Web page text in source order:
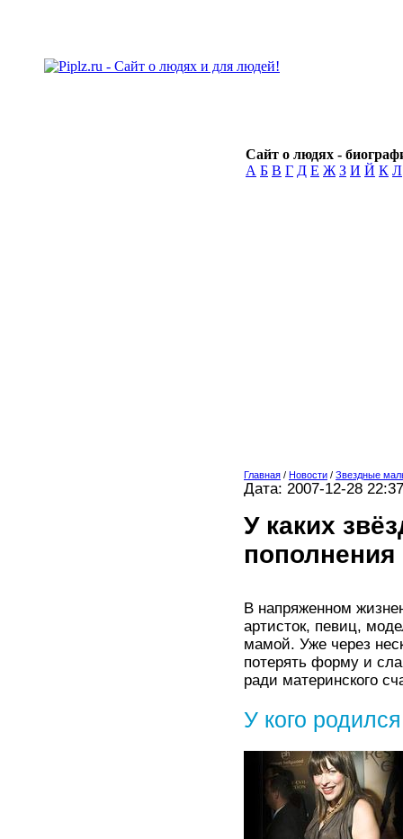
Сайт о людях -
А Б В Г Д Е Ж З И Й К Л
Главная / Новости / Звездные
Дата: 2007-12-28 22:37
У каких
В напряженном
артисток, певиц,
мамой. Уже через
потерять форму и
ради материнского
У кого